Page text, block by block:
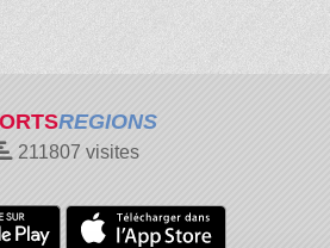
REGIONS
211807 visites